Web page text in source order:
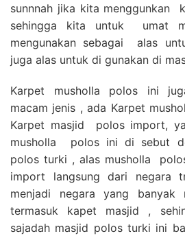
sunnnah jika kita menggunkan
sehingga kita untuk umat
mengunakan sebagai alas
juga alas untuk di gunakan di
Karpet musholla polos ini
macam jenis , ada Karpet
Karpet masjid polos import,
musholla polos ini di sebut
polos turki , alas musholla
import langsung dari negara
menjadi negara yang banyak
termasuk kapet masjid ,
sajadah masjid polos turki ini